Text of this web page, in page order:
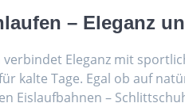
– Eleganz
Eleganz mit
kalte Tage. Egal ob auf
Eislaufbahnen –